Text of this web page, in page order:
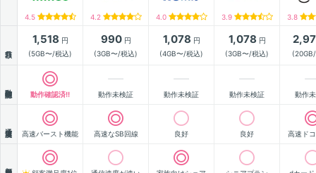
4.5 4.2 4.0 3.9 3.8
1,518 円
(5GB〜/税込)
990円
(3GB〜/税込)
1,078 円
(4GB〜/税込)
1,078 円
(3GB〜/税込)
動作確認済!! 動作未検証 動作未検証 動作未検証 動作
高速バースト機能 高速なSB回線 良好 良好 高速ド